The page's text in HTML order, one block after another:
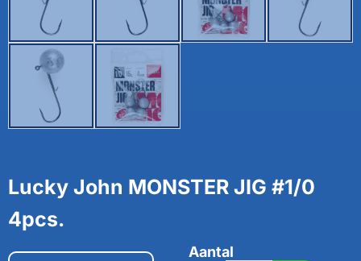
Lucky John MONSTER JIG #1/0
4pcs.
Aantal